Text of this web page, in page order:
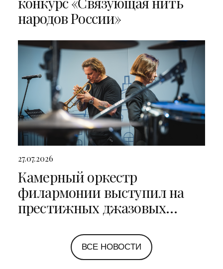
народов России»
27.07.2026
Камерный оркестр
филармонии выступил на
престижных джазовых
Петербурге и Ярославле
ВСЕ НОВОСТИ